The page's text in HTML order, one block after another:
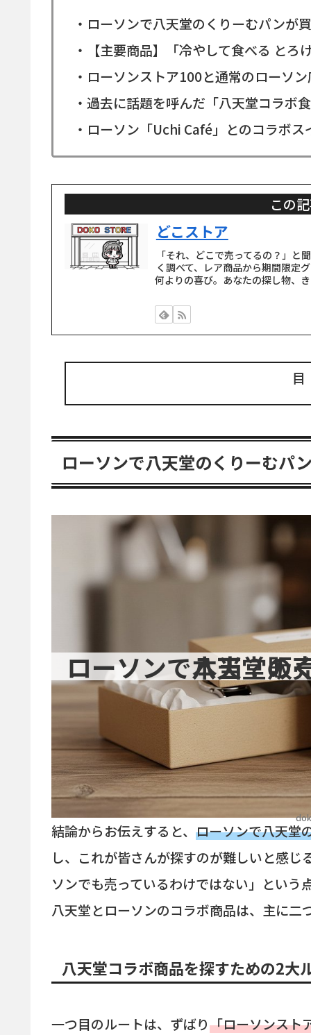
・ローソンで八天堂のくりーむパンが
・【主要商品】「冷やして食べる と
・ローソンストア100と通常のローソ
・過去に話題を呼んだ「八天堂コラボ
・ローソン「Uchi Café」とのコラボ
この
どこストア
「それ、どこで売ってるの？」
く調べて、レア商品から期間限定
何よりの喜び。あなたの探し物、
ローソンで八天堂のくりーむパ
ローソンで八天堂のくりー
結論からお伝えすると、 ローソンで八天堂
し、これが皆さんが探すのが難しいと感
ソンでも売っているわけではない」という
八天堂とローソンのコラボ商品は、主に二
八天堂コラボ商品を探すための2大
一つ目のルートは、ずばり「ローソンスト